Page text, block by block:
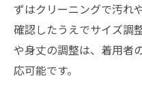
ずはクリーニングで汚れ
確認したうえでサイズ調
や身丈の調整は、着用者
応可能です。